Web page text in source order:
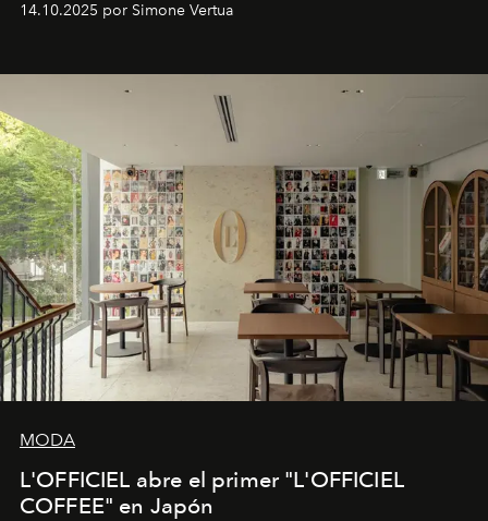
14.10.2025 por Simone Vertua
MODA
L'OFFICIEL abre el primer "L'OFFICIEL
COFFEE" en Japón